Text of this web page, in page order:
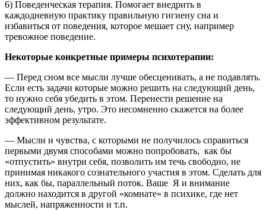
6) Поведенческая терапия. Помогает внедрить в
каждодневную практику правильную гигиену сна и
избавиться от поведения, которое мешает сну, например
тревожное поведение.
Некоторые конкретные примеры психотерапии:
— Перед сном все мысли лучше обесценивать, а не подавлять.
Если есть задачи которые можно решить на следующий день,
то нужно себя убедить в этом. Перенести решение на
следующий день, утро. Это несомненно скажется на более
эффективном результате.
— Мысли и чувства, с которыми не получилось справиться
первыми двумя способами можно попробовать, как бы
«отпустить» внутри себя, позволить им течь свободно, не
принимая никакого сознательного участия в этом. Сделать для
них, как бы, параллельный поток. Ваше Я и внимание
должно находится в другой «комнате» в психике, где нет
мыслей, напряженности и т.п.